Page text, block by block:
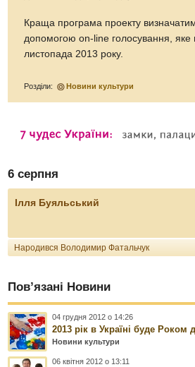
Краща програма проекту
допомогою on-line голосування,
листопада 2013 року.
Розділи: Новини культури
6 серпня
Ілля Буяльський
Народився Володимир Фатальчук
Пов’язані Новини
04 грудня 2012 о 14:26
2013 рік в Україні буде Роком
Новини культури
06 квітня 2012 о 13:11